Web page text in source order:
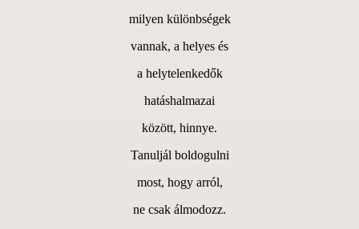
milyen különbségek
vannak, a helyes és
a helytelenkedők
hatáshalmazai
között, hinnye.
Tanuljál boldogulni
most, hogy arról,
ne csak álmodozz.